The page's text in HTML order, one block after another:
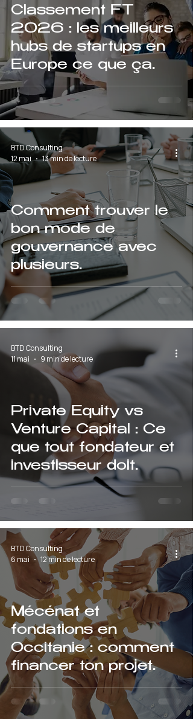
Classement FT
2026 : les meilleurs
hubs de startups en
Europe ce que ça
change pour les
entrepreneurs
Comment trouver le
bon mode de
gouvernance avec
plusieurs
cofondateurs
BTD Consulting
12 mai
13 min de lecture
Private Equity vs
Venture Capital : Ce
que tout fondateur et
investisseur doit
absolument savoir
BTD Consulting
11 mai
9 min de lecture
Mécénat et
fondations en
Occitanie : comment
financer ton projet
d'intérêt général en
2026
BTD Consulting
6 mai
12 min de lecture